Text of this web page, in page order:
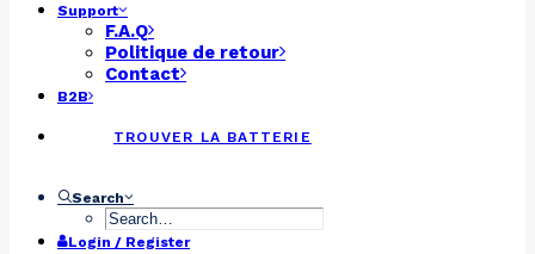
Support
F.A.Q
Politique de retour
Contact
B2B
TROUVER LA BATTERIE
Search
Login / Register